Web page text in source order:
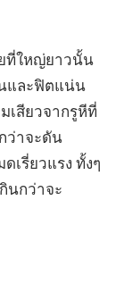
ยที่ใหญ่ยาวนั้น
และฟิตแน่น
เสียวจากรูหีที่
ว่าจะดัน
เรี่ยวแรง ทั้งๆ
นกว่าจะ